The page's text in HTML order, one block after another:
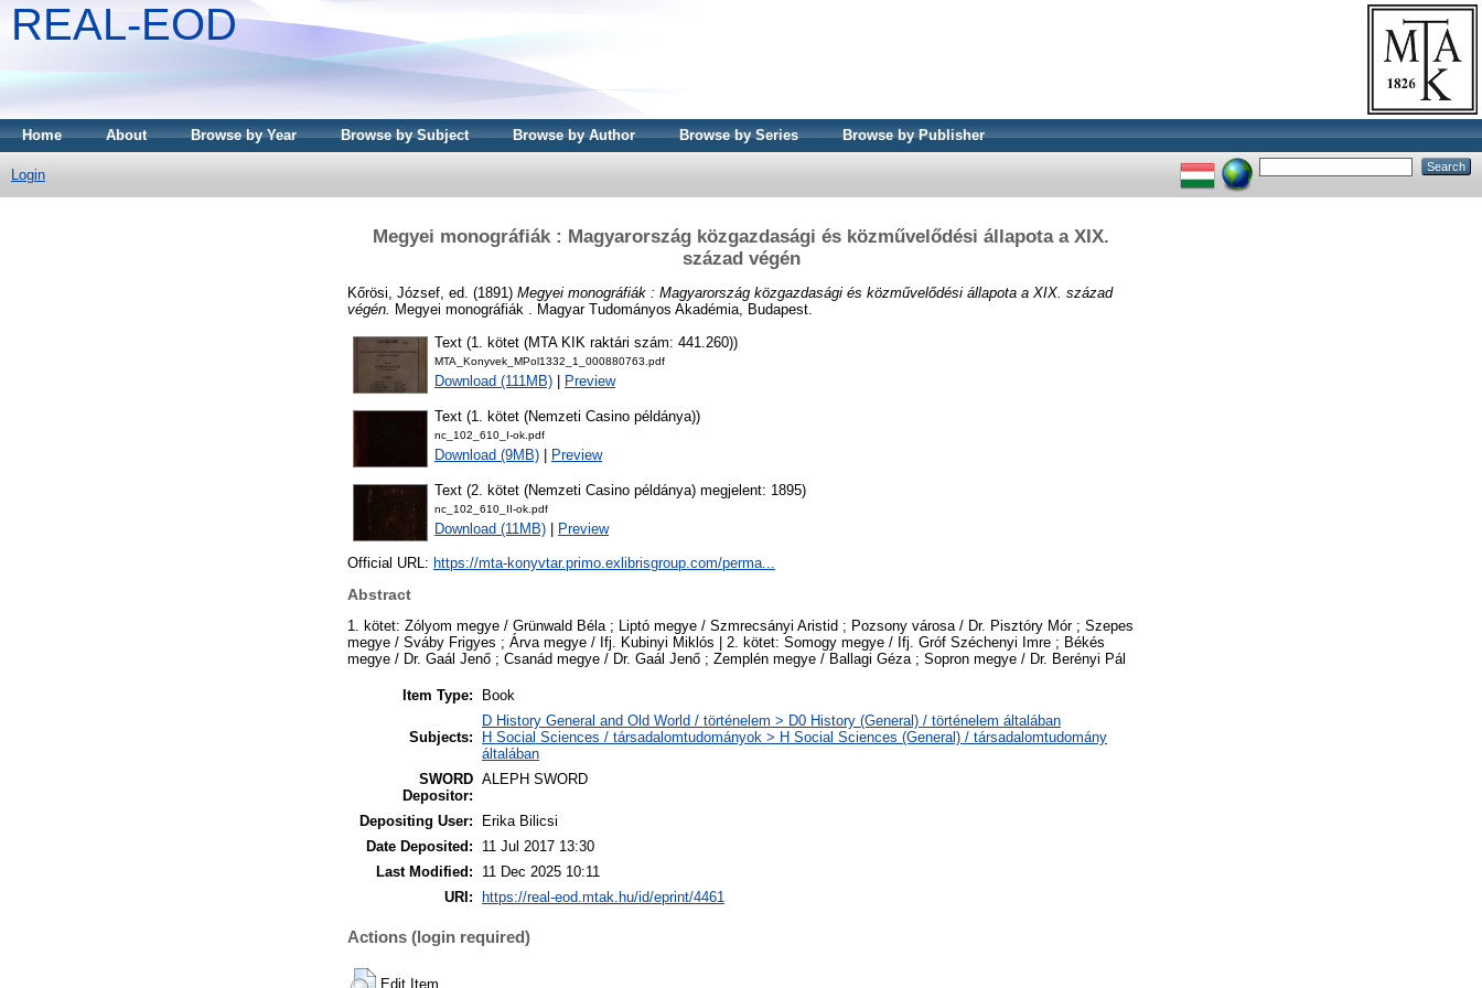
REAL-EOD
Home About Browse by Year Browse by Subject Browse by Author Browse by Series Browse by Publisher
Login
Megyei monográfiák : Magyarország közgazdasági és közművelődési állapota a XIX.
század végén
Kőrösi, József , ed. (1891) Megyei monográfiák : Magyarország közgazdasági és közművelődési állapota a XIX. század
végén. Megyei monográfiák . Magyar Tudományos Akadémia, Budapest.
Text (1. kötet (MTA KIK raktári szám: 441.260))
MTA_Konyvek_MPol1332_1_000880763.pdf
Download (111MB) Preview
Text (1. kötet (Nemzeti Casino példánya))
nc_102_610_I-ok.pdf
Download (9MB) Preview
Text (2. kötet (Nemzeti Casino példánya) megjelent: 1895)
nc_102_610_II-ok.pdf
Download (11MB) Preview
Official URL: https://mta-konyvtar.primo.exlibrisgroup.com/perma...
Abstract
1. kötet: Zólyom megye / Grünwald Béla ; Liptó megye / Szmrecsányi Aristid ; Pozsony városa / Dr. Pisztóry Mór ; Szepes
megye / Sváby Frigyes ; Árva megye / Ifj. Kubinyi Miklós | 2. kötet: Somogy megye / Ifj. Gróf Széchenyi Imre ; Békés
megye / Dr. Gaál Jenő ; Csanád megye / Dr. Gaál Jenő ; Zemplén megye / Ballagi Géza ; Sopron megye / Dr. Berényi Pál
Item Type: Book
Subjects:
D History General and Old World / történelem > D0 History (General) / történelem általában
H Social Sciences / társadalomtudományok > H Social Sciences (General) / társadalomtudomány
általában
SWORD
Depositor:
ALEPH SWORD
Depositing User:
Erika Bilicsi
Date Deposited:
11 Jul 2017 13:30
Last Modified:
11 Dec 2025 10:11
URI:
https://real-eod.mtak.hu/id/eprint/4461
Actions (login required)
Edit Item